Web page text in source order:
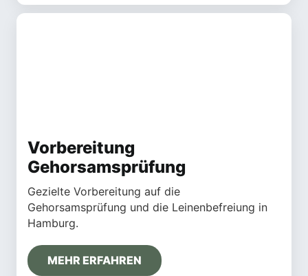
Vorbereitung
Gehorsamsprüfung
Gezielte Vorbereitung auf die
Gehorsamsprüfung und die Leinenbefreiung in
Hamburg.
MEHR ERFAHREN